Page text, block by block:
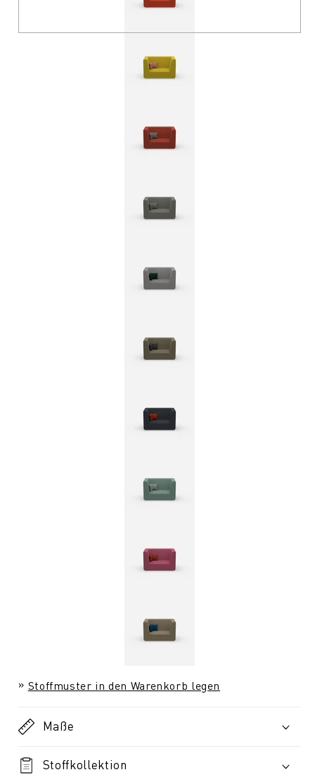
Stoffmuster in den Warenkorb legen
Maße
Stoffkollektion